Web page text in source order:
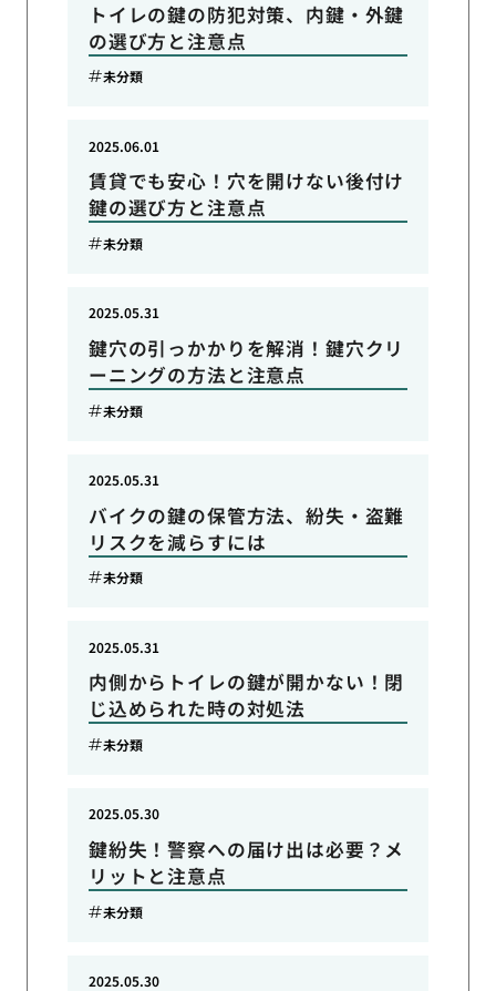
トイレの鍵の防犯対策、内鍵・外鍵
の選び方と注意点
未分類
賃貸でも安心！穴を開けない後付け
鍵の選び方と注意点
2025.06.01
未分類
鍵穴の引っかかりを解消！鍵穴クリ
ーニングの方法と注意点
2025.05.31
未分類
バイクの鍵の保管方法、紛失・盗難
リスクを減らすには
2025.05.31
未分類
内側からトイレの鍵が開かない！閉
じ込められた時の対処法
2025.05.31
未分類
鍵紛失！警察への届け出は必要？メ
リットと注意点
2025.05.30
未分類
2025.05.30